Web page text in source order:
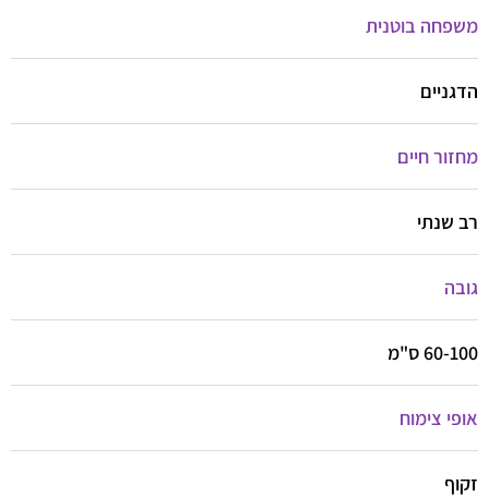
משפחה בוטנית
הדגניים
מחזור חיים
רב שנתי
גובה
60-100 ס"מ
אופי צימוח
זקוף